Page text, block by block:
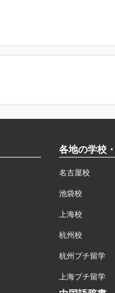
各地の学校
名古屋校
池袋校
上海校
杭州校
杭州プチ留学
上海プチ留学